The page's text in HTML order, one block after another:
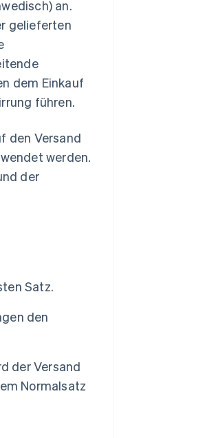
an.
gelieferten
dem Einkauf
führen.
den Versand
werden.
der
Satz.
den
der Versand
Normalsatz